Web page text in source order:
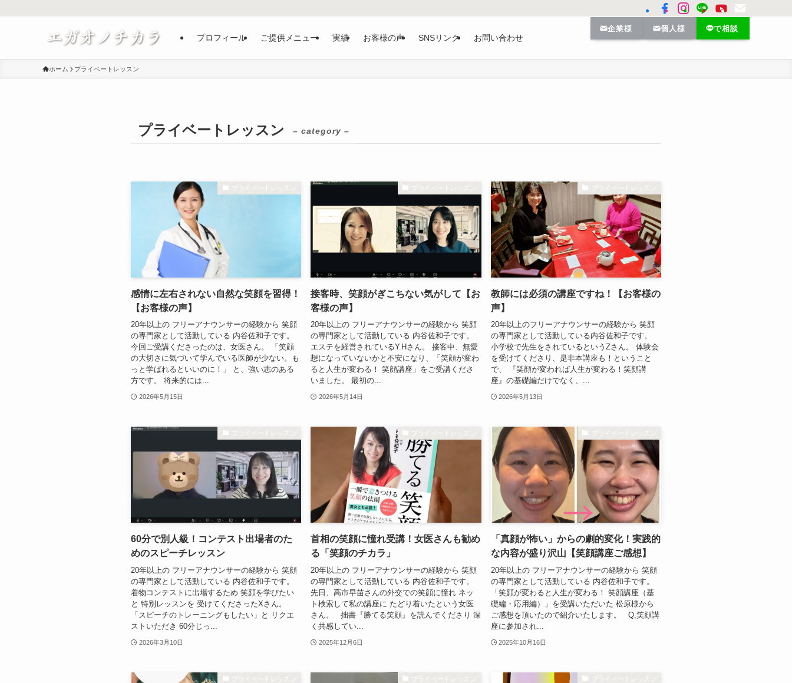
プロフィール ご提供メニュー 実績 お客様の声 SNSリンク お問い合わせ
企業様 個人様 で相談
ホーム プライベートレッスン
プライベートレッスン – category –
プライベートレッスン
感情に左右されない自然な笑顔を習得！
【お客様の声】
20年以上の フリーアナウンサーの経験から 笑顔
の専門家として活動している 内谷佐和子です。
今回ご受講くださったのは、女医さん。 「笑顔
の大切さに気づいて学んでいる医師が少ない。も
っと学ばれるといいのに！」 と、強い志のある
方です。 将来的には...
2026年5月15日
プライベートレッスン
接客時、笑顔がぎこちない気がして【お
客様の声】
20年以上の フリーアナウンサーの経験から 笑顔
の専門家として活動している 内谷佐和子です。
エステを経営されているY.Hさん。 接客中、無愛
想になっていないかと不安になり、「笑顔が変わ
ると人生が変わる！ 笑顔講座」をご受講くださ
いました。 最初の...
2026年5月14日
プライベートレッスン
教師には必須の講座ですね！【お客様の
声】
20年以上のフリーアナウンサーの経験から 笑顔
の専門家として活動している内谷佐和子です。
小学校で先生をされているというZさん。 体験会
を受けてくださり、是非本講座も！ということ
で、 『笑顔が変われば人生が変わる！笑顔講
座』の基礎編だけでなく、...
2026年5月13日
プライベートレッスン
60分で別人級！コンテスト出場者のた
めのスピーチレッスン
20年以上の フリーアナウンサーの経験から 笑顔
の専門家として活動している 内谷佐和子です。
着物コンテストに出場するため 笑顔を学びたい
と 特別レッスンを 受けてくださったXさん。
「スピーチのトレーニングもしたい」と リクエ
ストいただき 60分じっ...
2026年3月10日
プライベートレッスン
首相の笑顔に憧れ受講！女医さんも勧め
る「笑顔のチカラ」
20年以上の フリーアナウンサーの経験から 笑顔
の専門家として活動している 内谷佐和子です。
先日、高市早苗さんの外交での笑顔に憧れ ネッ
ト検索して私の講座に たどり着いたという女医
さん。 拙書『勝てる笑顔』を読んでくださり 深
く共感してい...
2025年12月6日
プライベートレッスン
「真顔が怖い」からの劇的変化！実践的
な内容が盛り沢山【笑顔講座ご感想】
20年以上の フリーアナウンサーの経験から 笑顔
の専門家として活動している 内谷佐和子です。
「笑顔が変わると人生が変わる！ 笑顔講座（基
礎編・応用編）」を受講いただいた 松原様から
ご感想を頂いたので紹介いたします。 Q,笑顔講
座に参加され...
2025年10月16日
プライベートレッスン プライベートレッスン プライベートレッスン